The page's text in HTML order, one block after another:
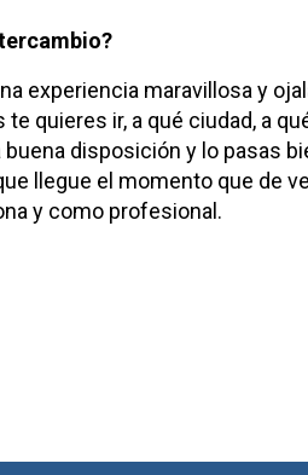
experiencia maravillosa y
quieres ir, a qué ciudad, a
disposición y lo pasas
llegue el momento que de
y como profesional.